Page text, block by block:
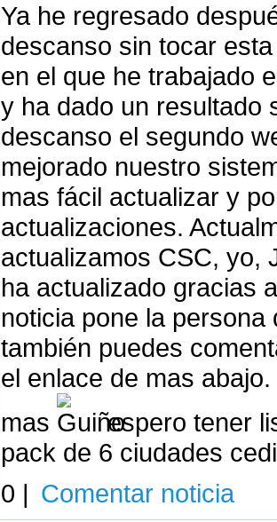
Ya he regresado
descanso sin tocar
en el que he trabajado
y ha dado un resultado
descanso el segundo
mejorado nuestro
mas fácil actualizar y
actualizaciones.
actualizamos CSC, yo,
ha actualizado gracias
noticia pone la
también puedes
el enlace de mas
mas
espero tener
pack de 6 ciudades
0 | Comentar noticia